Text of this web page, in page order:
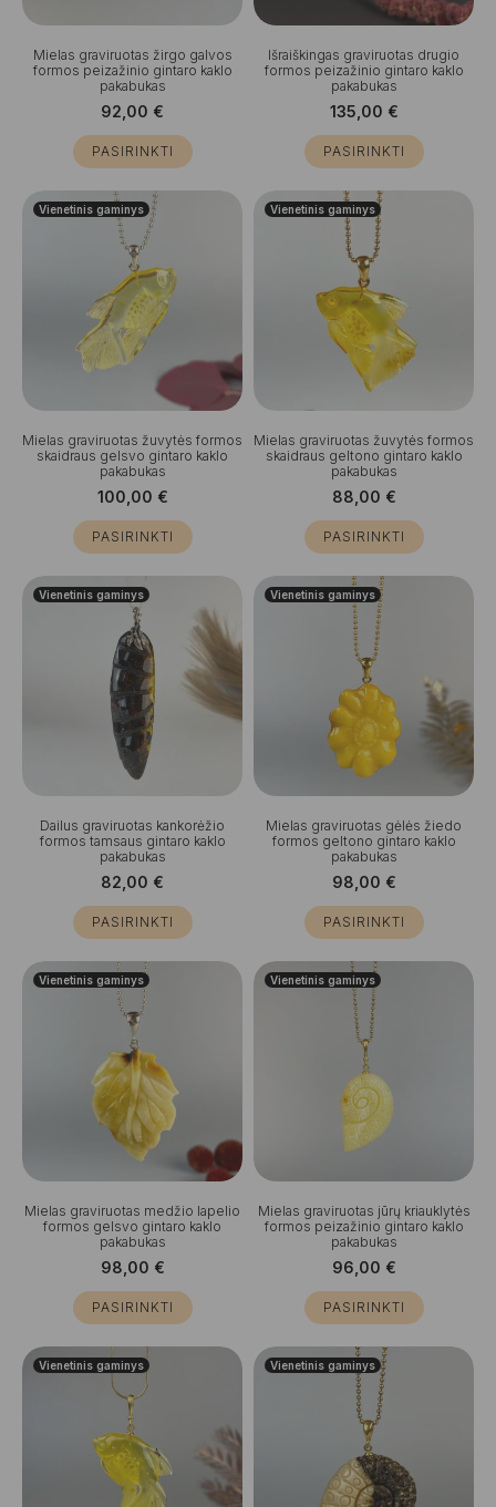
Mielas graviruotas žirgo galvos
formos peizažinio gintaro kaklo
pakabukas
92,00 €
PASIRINKTI
Išraiškingas graviruotas drugio
formos peizažinio gintaro kaklo
pakabukas
135,00 €
PASIRINKTI
Vienetinis gaminys
Mielas graviruotas žuvytės formos
skaidraus gelsvo gintaro kaklo
pakabukas
100,00 €
PASIRINKTI
Vienetinis gaminys
Mielas graviruotas žuvytės formos
skaidraus geltono gintaro kaklo
pakabukas
88,00 €
PASIRINKTI
Vienetinis gaminys
Dailus graviruotas kankorėžio
formos tamsaus gintaro kaklo
pakabukas
82,00 €
PASIRINKTI
Vienetinis gaminys
Mielas graviruotas gėlės žiedo
formos geltono gintaro kaklo
pakabukas
98,00 €
PASIRINKTI
Vienetinis gaminys
Mielas graviruotas medžio lapelio
formos gelsvo gintaro kaklo
pakabukas
98,00 €
PASIRINKTI
Vienetinis gaminys
Mielas graviruotas jūrų kriauklytės
formos peizažinio gintaro kaklo
pakabukas
96,00 €
PASIRINKTI
Vienetinis gaminys Vienetinis gaminys